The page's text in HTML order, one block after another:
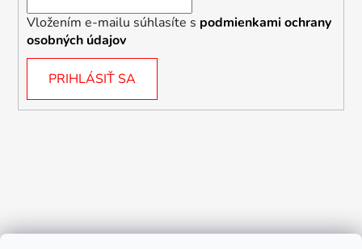
Vložením e-mailu súhlasíte s podmienkami ochrany
osobných údajov
PRIHLÁSIŤ SA